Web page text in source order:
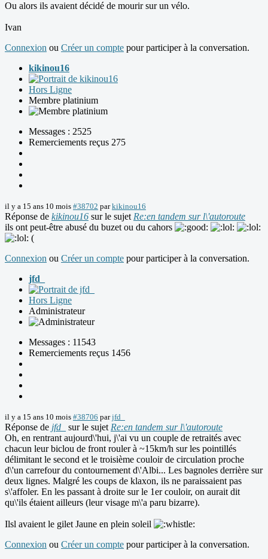
Ou alors ils avaient décidé de mourir sur un vélo.
Ivan
Connexion ou Créer un compte pour participer à la conversation.
kikinou16
Hors Ligne
Membre platinium
Messages : 2525
Remerciements reçus 275
il y a 15 ans 10 mois #38702 parkikinou16
Réponse de kikinou16 sur le sujet Re:en tandem sur l\'autoroute
ils ont peut-être abusé du buzet ou du cahors
(
Connexion ou Créer un compte pour participer à la conversation.
jfd_
Hors Ligne
Administrateur
Messages : 11543
Remerciements reçus 1456
il y a 15 ans 10 mois #38706 parjfd_
Réponse de jfd_ sur le sujet Re:en tandem sur l\'autoroute
Oh, en rentrant aujourd\'hui, j\'ai vu un couple de retraités avec
chacun leur biclou de front rouler à ~15km/h sur les pointillés
délimitant le second et le troisième couloir de circulation proche
d\'un carrefour du contournement d\'Albi... Les bagnoles derrière sur
deux lignes. Malgré les coups de klaxon, ils ne paraissaient pas
s\'affoler. En les passant à droite sur le 1er couloir, on aurait dit
qu\'ils étaient ailleurs (leur visage m\'a paru bizarre).
Ilsl avaient le gilet Jaune en plein soleil
Connexion ou Créer un compte pour participer à la conversation.